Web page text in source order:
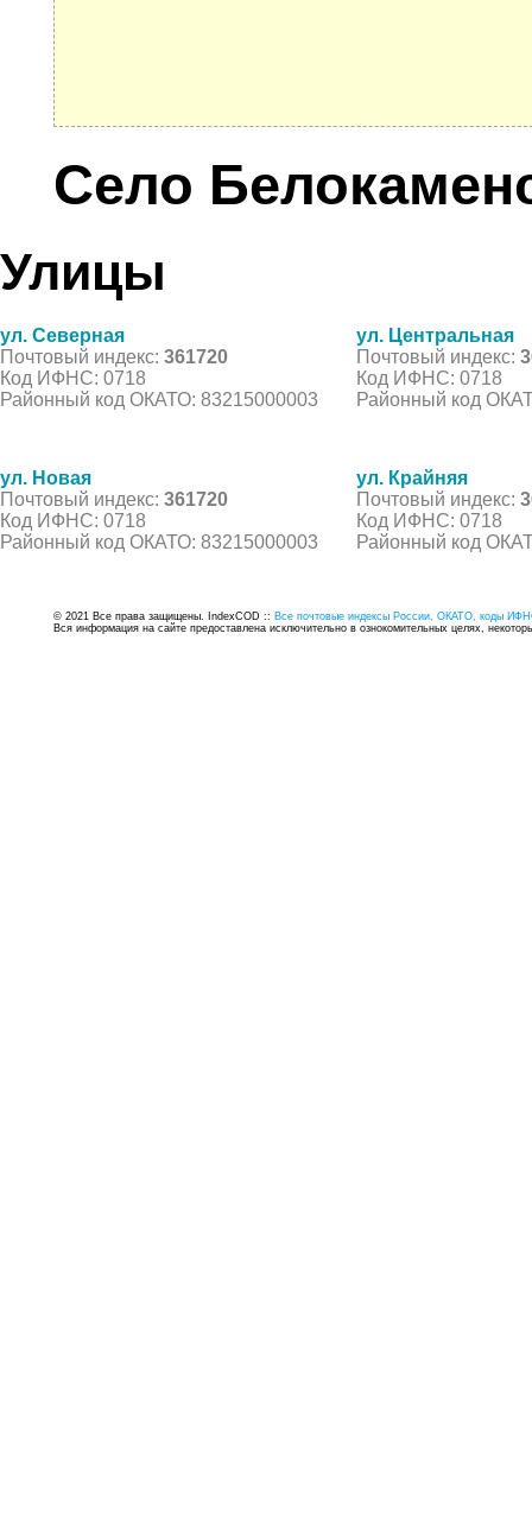
Село
Улицы
ул. Северная
Почтовый индекс: 361720
Код ИФНС: 0718
Районный код ОКАТО: 83215000003
ул. Центральная
Почтовый индекс:
Код ИФНС: 0718
Районный код
ул. Новая
Почтовый индекс: 361720
Код ИФНС: 0718
Районный код ОКАТО: 83215000003
ул. Крайняя
Почтовый индекс:
Код ИФНС: 0718
Районный код
© 2021 Все права защищены. IndexCOD :: Все почтовые индексы России, ОКАТО, коды
Вся информация на сайте предоставлена исключительно в ознокомительных целях,